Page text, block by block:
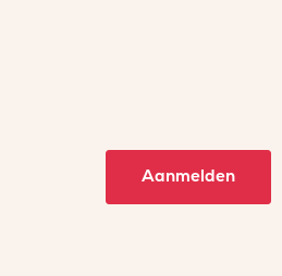
Aanmelden